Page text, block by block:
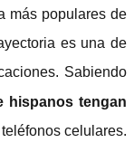
más populares de
es una de
Sabiendo
hispanos tengan
celulares.